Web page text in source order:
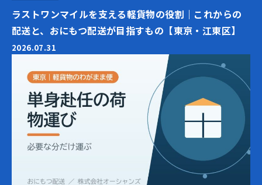
ラストワンマイルを支える軽貨物の役割｜これからの
配送と、おにもつ配送が目指すもの【東京・江東区】
2026.07.31